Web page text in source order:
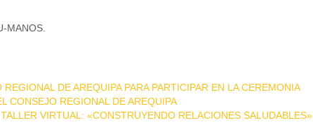
MANOS.
DE AREQUIPA PARA PARTICIPAR EN LA CEREMONIA
CONSEJO REGIONAL DE AREQUIPA
TALLER VIRTUAL: «CONSTRUYENDO RELACIONES SALUDABLES»